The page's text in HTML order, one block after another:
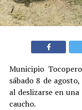
Municipio
sábado 8 de
al deslizarse en
caucho.